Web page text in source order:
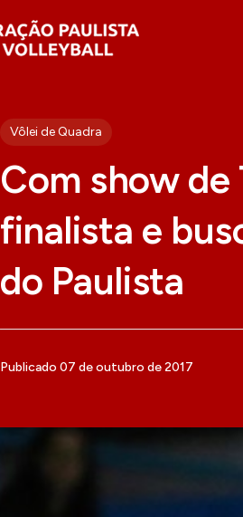
Vôlei de Quadra
Com show de
finalista e
do Paulista
Publicado 07 de outubro de 2017